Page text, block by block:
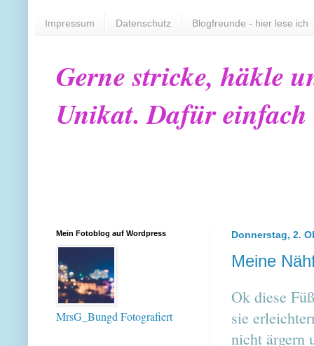
Impressum Datenschutz Blogfreunde - hier lese ich
Gerne stricke, häkle
Unikat. Dafür
Donnerstag, 2.
Meine
Ok diese
sie
nicht ärgern
Mein Fotoblog auf Wordpress
MrsG_Bungd Fotografiert